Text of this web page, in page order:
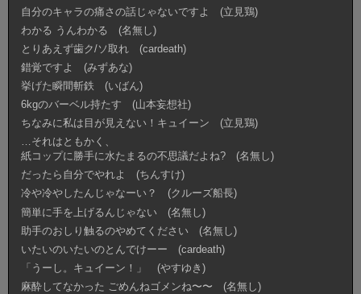
自分のキャラの痛さの話じゃないですよ (立見鶏)
わかる うんわかる (名無し)
とりあえず歯ク/ソ取れ (cardeath)
錯覚ですよ (みずあな)
挙げた瞬間斬鉄 (いばん)
6kgのバーベル持たす (山本妄想社)
ちなみに私は目が見えない！キュイーン (立見鶏)
…それはともかく、
紙コップに勝手に水たまるの不思議だよね? (名無し)
だったら自分でやれよ (ちんすけ)
冷や冷やしたんじゃなーい？ (クルーズ船長)
簡単に手を上げるんじゃない (名無し)
助手のおしり触るのやめてください (名無し)
いたいのいたいのとんでけーー (cardeath)
「うーし。キュイーン！」 (やすゆき)
麻酔してなかった ごめんねゴメンね〜〜 (名無し)